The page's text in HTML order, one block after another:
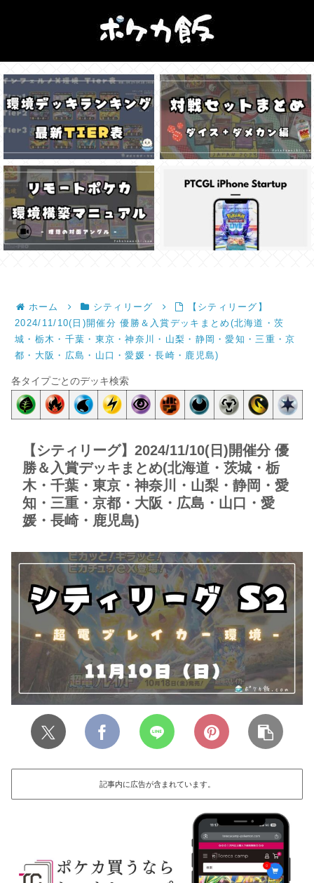
ホーム シティリーグ
【シティリーグ】
2024/11/10(日)開催分 優勝＆入賞デッキまとめ(北海道・茨
城・栃木・千葉・東京・神奈川・山梨・静岡・愛知・三重・京
都・大阪・広島・山口・愛媛・長崎・鹿児島)
各タイプごとのデッキ検索
【シティリーグ】2024/11/10(日)開催分 優
勝＆入賞デッキまとめ(北海道・茨城・栃
木・千葉・東京・神奈川・山梨・静岡・愛
知・三重・京都・大阪・広島・山口・愛
媛・長崎・鹿児島)
記事内に広告が含まれています。